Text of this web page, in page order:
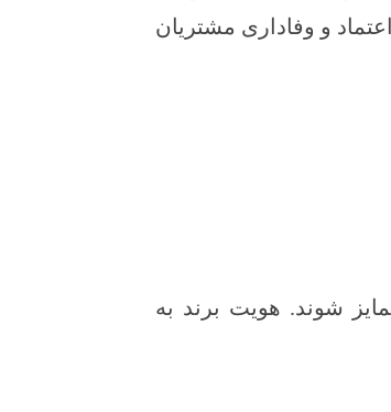
و وفاداری مشتریان
شوند. هویت برند به